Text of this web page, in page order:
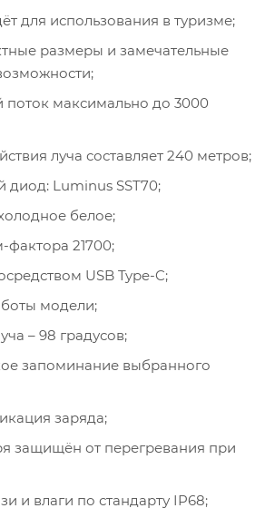
для использования в туризме;
размеры и замечательные
поток максимально до 3000
луча составляет 240 метров;
диод: Luminus SST70;
белое;
фактора 21700;
USB Type-C;
модели;
– 98 градусов;
запоминание выбранного
заряда;
защищён от перегревания при
и влаги по стандарту IP68;